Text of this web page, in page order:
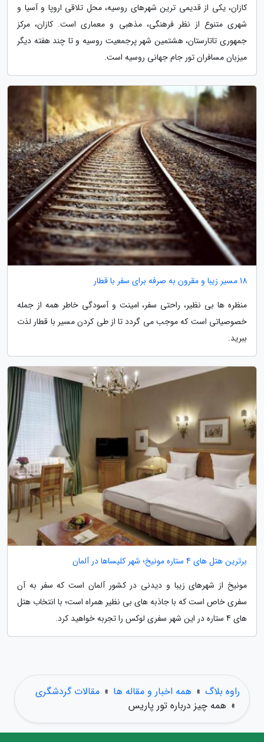
کازان، یکی از قدیمی ترین شهرهای روسیه، محل تلاقی اروپا و آسیا و
شهری متنوع از نظر فرهنگی، مذهبی و معماری است. کازان، مرکز
جمهوری تاتارستان، هشتمین شهر پرجمعیت روسیه و تا چند هفته دیگر
میزبان مسافران تور جام جهانی روسیه است.
18 مسیر زیبا و مقرون به صرفه برای سفر با قطار
منظره ها بی نظیر، راحتی سفر، امینت و آسودگی خاطر همه از جمله
خصوصیاتی است که موجب می گردد تا از طی کردن مسیر با قطار لذت
ببرید.
برترین هتل های 4 ستاره مونیخ؛ شهر کلیساها در آلمان
مونیخ از شهرهای زیبا و دیدنی در کشور آلمان است که سفر به آن
سفری خاص است که با جاذبه های بی نظیر همراه است؛ با انتخاب هتل
های 4 ستاره در این شهر سفری لوکس را تجربه خواهید کرد.
راوه بلاگ » همه اخبار و مقاله ها » مقالات گردشگری
» همه چیز درباره تور پاریس